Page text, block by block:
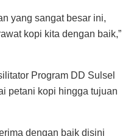
yang sangat besar ini,
kopi kita dengan baik,”
Program DD Sulsel
petani kopi hingga tujuan
dengan baik disini